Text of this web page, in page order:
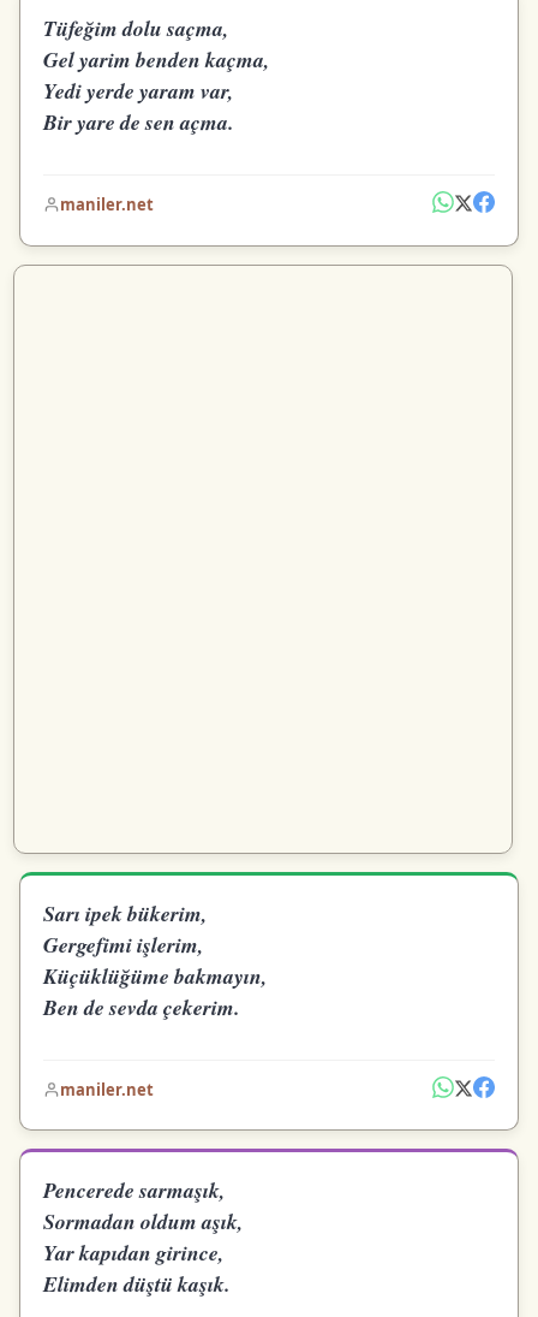
Tüfeğim dolu saçma,
Gel yarim benden kaçma,
Yedi yerde yaram var,
Bir yare de sen açma.
maniler.net
Sarı ipek bükerim,
Gergefimi işlerim,
Küçüklüğüme bakmayın,
Ben de sevda çekerim.
maniler.net
Pencerede sarmaşık,
Sormadan oldum aşık,
Yar kapıdan girince,
Elimden düştü kaşık.